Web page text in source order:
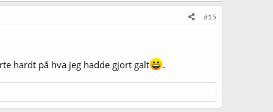
#15
hardt på hva jeg hadde gjort galt .